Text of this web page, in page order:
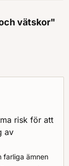
vätskor"
risk för att
av
farliga ämnen